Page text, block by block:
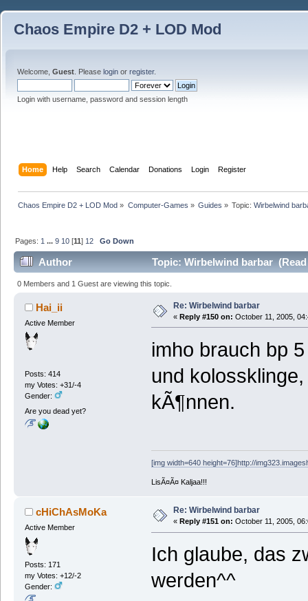
Chaos Empire D2 + LOD Mod
Welcome, Guest . Please login or register.
Login with username, password and session length
Home Help Search Calendar Donations Login Register
Chaos Empire D2 + LOD Mod » Computer-Games » Guides » Topic:Wirbelwind
Pages: 1 ...9 10 [11] 12 Go Down
Author Topic: Wirbelwind barbar (Read
0 Members and 1 Guest are viewing this topic.
Hai_ii
Active Member
Posts: 414
my Votes: +31/-4
Gender:
Are you dead yet?
Re: Wirbelwind barbar
« Reply #150 on: October 11, 2005,
imho brauch bp
und
kÃ¶nnen.
[img width=640 height=76]http://
LisÃ¤Ã¤ Kaljaa!!!
cHiChAsMoKa
Active Member
Posts: 171
my Votes: +12/-2
Gender:
Re: Wirbelwind barbar
« Reply #151 on: October 11, 2005,
Ich glaube, das
werden^^